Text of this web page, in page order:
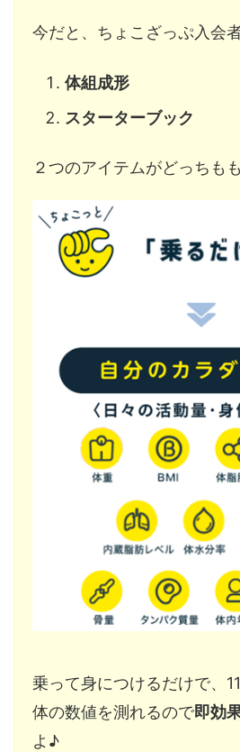
今だと、ちょこざっぷ入会
体組成形
スターターブック
２つのアイテムがどっちも
乗って身につけるだけで、
体の数値を測れるので即効
よ♪